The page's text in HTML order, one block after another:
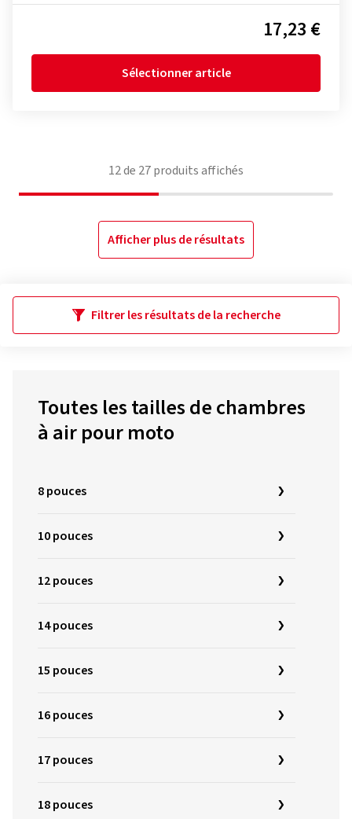
17,23 €
Sélectionner article
12de 27produits affichés
Afficher plus de résultats
Filtrer les résultats de la recherche
Toutes les tailles de chambres
à air pour moto
8 pouces
10 pouces
12 pouces
14 pouces
15 pouces
16 pouces
17 pouces
18 pouces